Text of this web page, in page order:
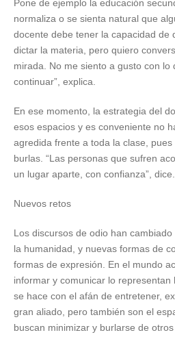
Pone de ejemplo la educación
normaliza o se sienta natural que
docente debe tener la capacidad de
dictar la materia, pero quiero
mirada. No me siento a gusto con lo
continuar”, explica.
En ese momento, la estrategia del
esos espacios y es conveniente no
agredida frente a toda la clase,
burlas. “Las personas que sufren
un lugar aparte, con confianza”, dice.
Nuevos retos
Los discursos de odio han
la humanidad, y nuevas formas de
formas de expresión. En el mundo
informar y comunicar lo
se hace con el afán de entretener,
gran aliado, pero también son el
buscan minimizar y burlarse de